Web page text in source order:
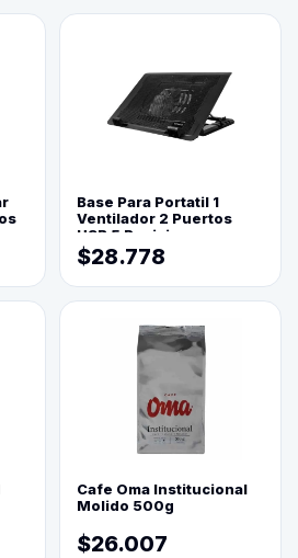
Base Para Portatil 1
Ventilador 2 Puertos
USB 5 Posiciones
$28.778
Cafe Oma Institucional
Molido 500g
$26.007